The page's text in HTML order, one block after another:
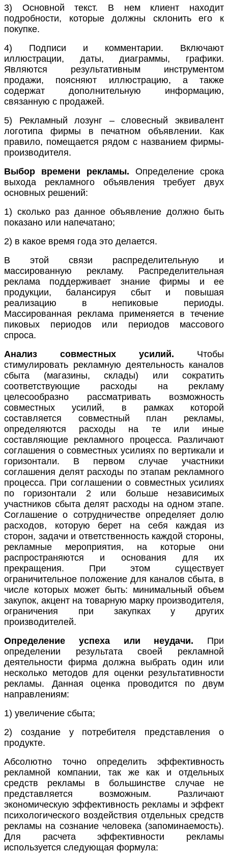
3) Основной текст. В нем клиент находит
подробности, которые должны склонить его к
покупке.
4) Подписи и комментарии. Включают
иллюстрации, даты, диаграммы, графики.
Являются результативным инструментом
продажи, поясняют иллюстрацию, а также
содержат дополнительную информацию,
связанную с продажей.
5) Рекламный лозунг – словесный эквивалент
логотипа фирмы в печатном объявлении. Как
правило, помещается рядом с названием фирмы-
производителя.
Выбор времени рекламы. Определение срока
выхода рекламного объявления требует двух
основных решений:
1) сколько раз данное объявление должно быть
показано или напечатано;
2) в какое время года это делается.
В этой связи распределительную и
массированную рекламу. Распределительная
реклама поддерживает знание фирмы и ее
продукции, балансируя сбыт и повышая
реализацию в непиковые периоды.
Массированная реклама применяется в течение
пиковых периодов или периодов массового
спроса.
Анализ совместных усилий. Чтобы
стимулировать рекламную деятельность каналов
сбыта (магазины, склады) или сократить
соответствующие расходы на рекламу
целесообразно рассматривать возможность
совместных усилий, в рамках которой
составляется совместный план рекламы,
определяются расходы на те или иные
составляющие рекламного процесса. Различают
соглашения о совместных усилиях по вертикали и
горизонтали. В первом случае участники
соглашения делят расходы по этапам рекламного
процесса. При соглашении о совместных усилиях
по горизонтали 2 или больше независимых
участников сбыта делят расходы на одном этапе.
Соглашение о сотрудничестве определяет долю
расходов, которую берет на себя каждая из
сторон, задачи и ответственность каждой стороны,
рекламные мероприятия, на которые они
распространяются и основания для их
прекращения. При этом существует
ограничительное положение для каналов сбыта, в
числе которых может быть: минимальный объем
закупок, акцент на товарную марку производителя,
ограничения при закупках у других
производителей.
Определение успеха или неудачи. При
определении результата своей рекламной
деятельности фирма должна выбрать один или
несколько методов для оценки результативности
рекламы. Данная оценка проводится по двум
направлениям:
1) увеличение сбыта;
2) создание у потребителя представления о
продукте.
Абсолютно точно определить эффективность
рекламной компании, так же как и отдельных
средств рекламы в большинстве случае не
представляется возможным. Различают
экономическую эффективность рекламы и эффект
психологического воздействия отдельных средств
рекламы на сознание человека (запоминаемость).
Для расчета эффективности рекламы
используется следующая формула: